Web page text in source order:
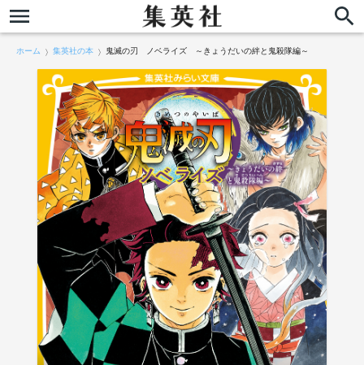
ホーム 集英社の本 鬼滅の刃 ノベライズ ～きょうだいの絆と鬼殺隊編～